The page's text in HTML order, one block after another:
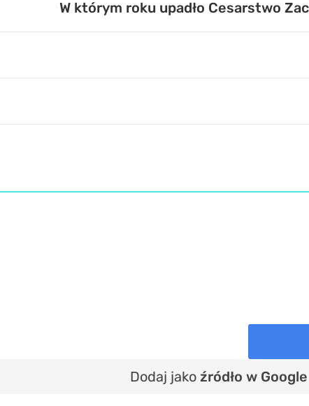
W którym roku upadło Cesarstwo
Dodaj jako źródło w Google